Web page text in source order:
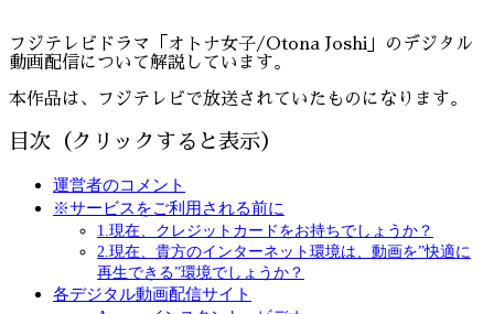
フジテレビドラマ「オトナ女子/Otona Joshi」のデジタル
動画配信について解説しています。
本作品は、フジテレビで放送されていたものになります。
目次（クリックすると表示）
運営者のコメント
※サービスをご利用される前に
1.現在、クレジットカードをお持ちでしょうか？
2.現在、貴方のインターネット環境は、動画を”快適に
再生できる”環境でしょうか？
各デジタル動画配信サイト